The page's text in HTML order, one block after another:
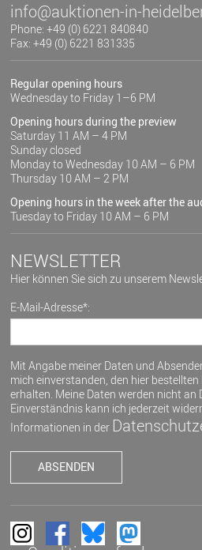
info@auktionen-in-
Phone: +49 (0) 6221 840840
Fax: +49 (0) 6221 831335
Regular opening hours
Wednesday to Friday 1–6 PM
Opening hours during the preview
Saturday 11 AM – 4 PM
Sunday closed
Monday to Wednesday 10 AM – 6 PM
Thursday 10 AM – 2 PM
Opening hours in the week after the
Tuesday to Friday 10 AM – 6 PM
NEWSLETTER
Hier können Sie sich zu unserem
E-Mail-Adresse*:
Mit Angabe meiner Daten und
mich einverstanden, den hier
erhalten. Meine Daten werden nicht an
Einverständnis kann ich jederzeit
Informationen in der